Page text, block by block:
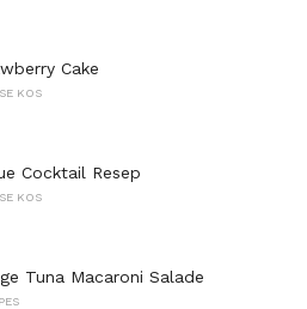
Cake
KOS
Cocktail Resep
KOS
Tuna Macaroni Salade